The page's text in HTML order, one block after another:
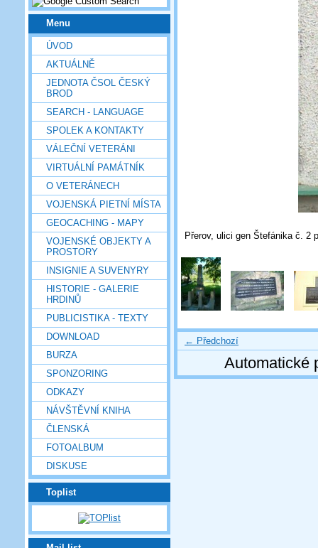
Menu
ÚVOD
AKTUÁLNĚ
JEDNOTA ČSOL ČESKÝ
BROD
SEARCH - LANGUAGE
SPOLEK A KONTAKTY
VÁLEČNÍ VETERÁNI
VIRTUÁLNÍ PAMÁTNÍK
O VETERÁNECH
VOJENSKÁ PIETNÍ MÍSTA
GEOCACHING - MAPY
VOJENSKÉ OBJEKTY A
PROSTORY
INSIGNIE A SUVENYRY
HISTORIE - GALERIE
HRDINŮ
PUBLICISTIKA - TEXTY
DOWNLOAD
BURZA
SPONZORING
ODKAZY
NÁVŠTĚVNÍ KNIHA
ČLENSKÁ
FOTOALBUM
DISKUSE
Toplist
Přerov, ulici gen Štefánika č. 2
← Předchozí
Automatické